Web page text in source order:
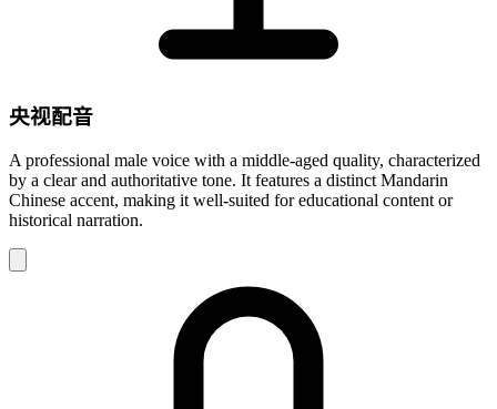
央视配音
A professional male voice with a middle-aged quality, characterized
by a clear and authoritative tone. It features a distinct Mandarin
Chinese accent, making it well-suited for educational content or
historical narration.